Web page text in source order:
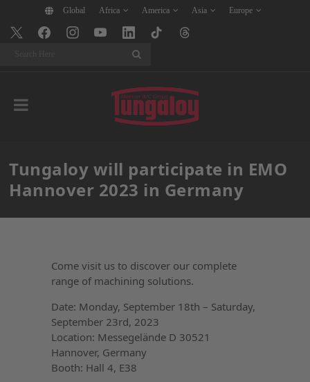
Global Africa America Asia Europe
Tungaloy will participate in EMO
Hannover 2023 in Germany
Come visit us to discover our complete
range of machining solutions.
Date: Monday, September 18th – Saturday,
September 23rd, 2023
Location: Messegelände D 30521
Hannover, Germany
Booth: Hall 4, E38